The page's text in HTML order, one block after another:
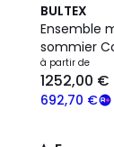
BULTEX
Ensemble
sommier
à partir de
692,70 €
1252,00 €
5
/
5